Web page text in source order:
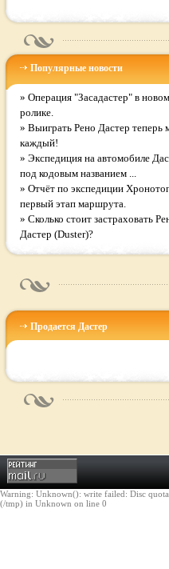
Популярные новости
» Операция "Засадастер" в
ролике.
» Выиграть Рено Дастер теперь
каждый!
» Экспедиция на автомобиле
под кодовым названием ...
» Отчёт по экспедиции
первый этап маршрута.
» Сколько стоит застраховать
Дастер (Duster)?
Продается Дастер
Warning: Unknown(): write failed: Disc
(/tmp) in Unknown on line 0